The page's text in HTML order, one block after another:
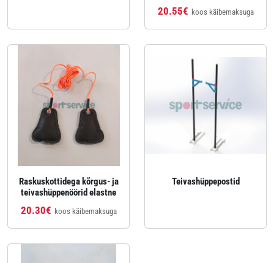
20.55€ koos käibemaksuga
Raskuskottidega kõrgus- ja
teivashüppenöörid elastne
20.30€ koos käibemaksuga
Teivashüppepostid